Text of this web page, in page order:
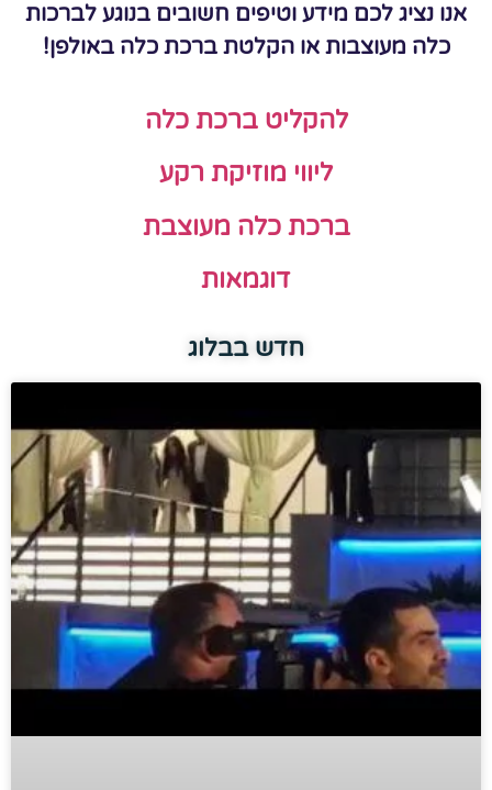
אנו נציג לכם מידע וטיפים חשובים בנוגע לברכות
כלה מעוצבות או הקלטת ברכת כלה באולפן!
להקליט ברכת כלה
ליווי מוזיקת רקע
ברכת כלה מעוצבת
דוגמאות
חדש בבלוג